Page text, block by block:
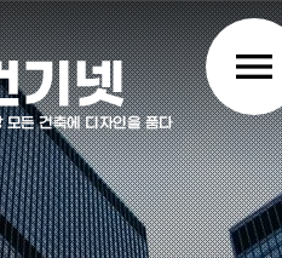
menu